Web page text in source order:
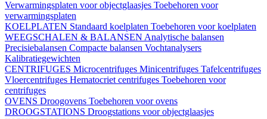
Verwarmingsplaten voor objectglaasjes Toebehoren voor
verwarmingsplaten
KOELPLATEN Standaard koelplaten Toebehoren voor koelplaten
WEEGSCHALEN & BALANSEN Analytische balansen
Precisiebalansen Compacte balansen Vochtanalysers
Kalibratiegewichten
CENTRIFUGES Microcentrifuges Minicentrifuges Tafelcentrifuges
Vloercentrifuges Hematocriet centrifuges Toebehoren voor
centrifuges
OVENS Droogovens Toebehoren voor ovens
DROOGSTATIONS Droogstations voor objectglaasjes